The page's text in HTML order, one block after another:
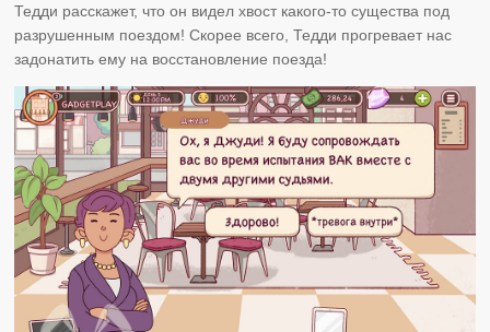
Тедди расскажет, что он видел хвост какого-то существа под
разрушенным поездом! Скорее всего, Тедди прогревает нас
задонатить ему на восстановление поезда!